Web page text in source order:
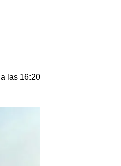
las 16:20